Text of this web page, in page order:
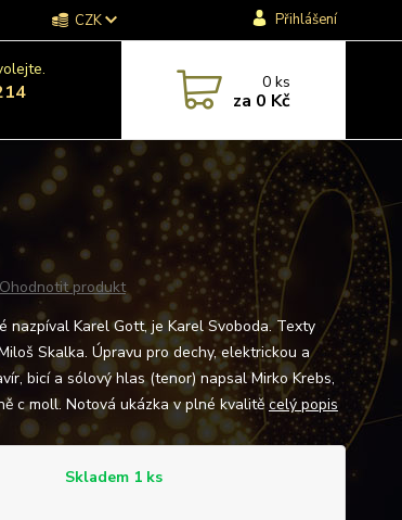
CZK Přihlášení
0ks
za 0 Kč
Ohodnotit produkt
nazpíval Karel Gott, je Karel Svoboda. Texty
Skalka. Úpravu pro dechy, elektrickou a
bicí a sólový hlas (tenor) napsal Mirko Krebs,
c moll. Notová ukázka v plné kvalitě celý popis
Skladem 1 ks